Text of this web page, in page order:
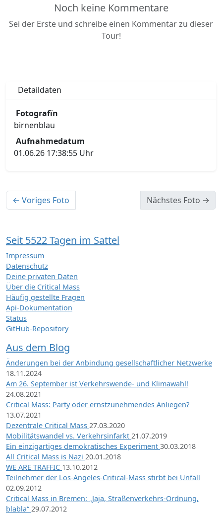
Noch keine Kommentare
Sei der Erste und schreibe einen Kommentar zu dieser
Tour!
Detaildaten
Fotografïn
birnenblau
Aufnahmedatum
01.06.26 17:38:55 Uhr
← Voriges Foto Nächstes Foto →
Seit 5522 Tagen im Sattel
Impressum
Datenschutz
Deine privaten Daten
Über die Critical Mass
Häufig gestellte Fragen
Api-Dokumentation
Status
GitHub-Repository
Aus dem Blog
Änderungen bei der Anbindung gesellschaftlicher Netzwerke
18.11.2024
Am 26. September ist Verkehrswende- und Klimawahl!
24.08.2021
Critical Mass: Party oder ernstzunehmendes Anliegen?
13.07.2021
Dezentrale Critical Mass 27.03.2020
Mobilitätswandel vs. Verkehrsinfarkt 21.07.2019
Ein einzigartiges demokratisches Experiment 30.03.2018
All Critical Mass is Nazi 20.01.2018
WE ARE TRAFFIC 13.10.2012
Teilnehmer der Los-Angeles-Critical-Mass stirbt bei Unfall
02.09.2012
Critical Mass in Bremen: „Jaja, Straßenverkehrs-Ordnung,
blabla“ 29.07.2012